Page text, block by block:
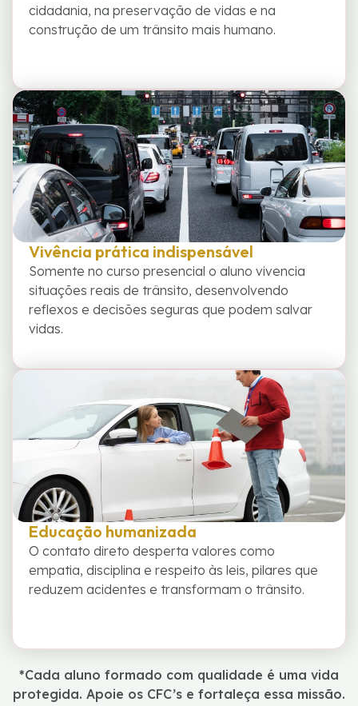
cidadania, na preservação de vidas e na
construção de um trânsito mais humano.
Vivência prática indispensável
Somente no curso presencial o aluno vivencia
situações reais de trânsito, desenvolvendo
reflexos e decisões seguras que podem salvar
vidas.
Educação humanizada
O contato direto desperta valores como
empatia, disciplina e respeito às leis, pilares que
reduzem acidentes e transformam o trânsito.
*Cada aluno formado com qualidade é uma vida
protegida. Apoie os CFC’s e fortaleça essa missão.